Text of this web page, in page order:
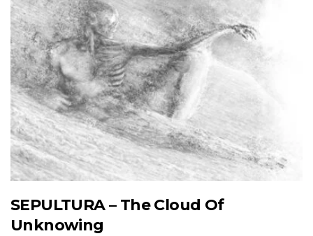
SEPULTURA – The Cloud Of
Unknowing